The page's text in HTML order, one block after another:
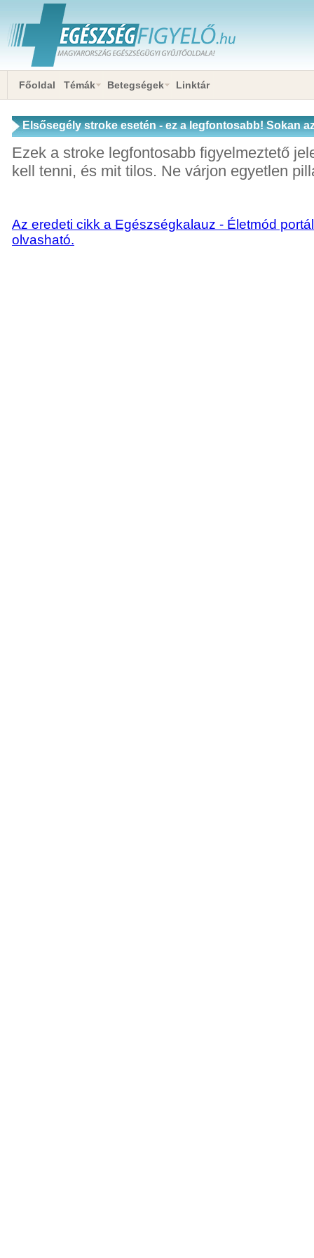
Főoldal Témák Betegségek Linktár
Elsősegély stroke esetén - ez a legfontosabb! Sokan
kapjanak, ha baj van
Ezek a stroke legfontosabb figyelmeztető
kell tenni, és mit tilos. Ne várjon egyetlen
Az eredeti cikk a Egészségkalauz - Életmód
olvasható.